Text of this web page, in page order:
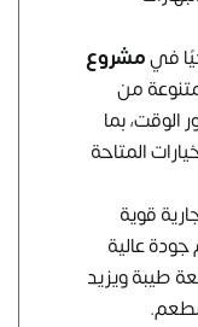
فيمشروع
من
الوقت، بما
المتاحة
قوية
عالية
طيبة ويزيد